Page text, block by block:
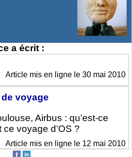
a écrit :
Article mis en ligne le 30 mai 2010
voyage
Airbus : qu’est-ce
ce voyage d’OS ?
Article mis en ligne le 12 mai 2010